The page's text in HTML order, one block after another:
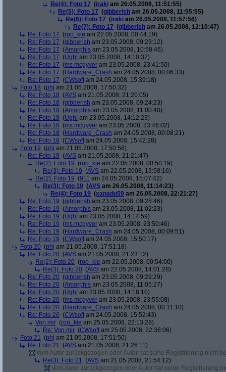
Re(4): Foto 17 (iraki am 26.05.2008, 11:51:55)
Re(5): Foto 17 (gibberish am 26.05.2008, 11:55:55)
Re(6): Foto 17 (iraki am 26.05.2008, 11:57:56)
Re(7): Foto 17 (gibberish am 26.05.2008, 12:10:47)
Re: Foto 17 (roo_kie am 22.05.2008, 00:44:19)
Re: Foto 17 (gibberish am 23.05.2008, 09:23:12)
Re: Foto 17 (Amorphis am 23.05.2008, 10:58:46)
Re: Foto 17 (Ugh! am 23.05.2008, 14:10:37)
Re: Foto 17 (ms mcgyver am 23.05.2008, 23:41:50)
Re: Foto 17 (Hardware_Crash am 24.05.2008, 00:06:33)
Re: Foto 17 (CWsoft am 24.05.2008, 15:39:18)
Foto 18 (phj am 21.05.2008, 17:50:32)
Re: Foto 18 (AVS am 21.05.2008, 21:20:05)
Re: Foto 18 (gibberish am 23.05.2008, 09:24:23)
Re: Foto 18 (Amorphis am 23.05.2008, 11:00:40)
Re: Foto 18 (Ugh! am 23.05.2008, 14:12:23)
Re: Foto 18 (ms mcgyver am 23.05.2008, 23:46:02)
Re: Foto 18 (Hardware_Crash am 24.05.2008, 00:08:21)
Re: Foto 18 (CWsoft am 24.05.2008, 15:42:28)
Foto 19 (phj am 21.05.2008, 17:50:56)
Re: Foto 19 (AVS am 21.05.2008, 21:21:47)
Re(2): Foto 19 (roo_kie am 22.05.2008, 00:50:19)
Re(3): Foto 19 (AVS am 22.05.2008, 13:58:16)
Re(2): Foto 19 (911 am 24.05.2008, 15:07:42)
Re(3): Foto 19 (AVS am 26.05.2008, 11:14:23)
Re(4): Foto 19 (xanadu59 am 26.05.2008, 22:21:27)
Re: Foto 19 (gibberish am 23.05.2008, 09:28:46)
Re: Foto 19 (Amorphis am 23.05.2008, 11:02:23)
Re: Foto 19 (Ugh! am 23.05.2008, 14:14:59)
Re: Foto 19 (ms mcgyver am 23.05.2008, 23:50:46)
Re: Foto 19 (Hardware_Crash am 24.05.2008, 00:09:51)
Re: Foto 19 (CWsoft am 24.05.2008, 15:50:17)
Foto 20 (phj am 21.05.2008, 17:51:18)
Re: Foto 20 (AVS am 21.05.2008, 21:23:12)
Re(2): Foto 20 (roo_kie am 22.05.2008, 00:54:00)
Re(3): Foto 20 (AVS am 22.05.2008, 14:01:28)
Re: Foto 20 (gibberish am 23.05.2008, 09:29:29)
Re: Foto 20 (Amorphis am 23.05.2008, 11:05:27)
Re: Foto 20 (Ugh! am 23.05.2008, 14:18:10)
Re: Foto 20 (ms mcgyver am 23.05.2008, 23:55:08)
Re: Foto 20 (Hardware_Crash am 24.05.2008, 00:11:10)
Re: Foto 20 (CWsoft am 24.05.2008, 15:52:43)
Von mir (roo_kie am 25.05.2008, 22:13:28)
Re: Von mir (CWsoft am 25.05.2008, 22:36:06)
Foto 21 (phj am 21.05.2008, 17:51:50)
Re: Foto 21 (AVS am 21.05.2008, 21:26:11)
Vom Autor zurückgezogen oder Autor hat seine Registrierung nicht
Re(3): Foto 21 (AVS am 21.05.2008, 21:54:12)
Vom Autor zurückgezogen oder Autor hat seine Registrierung